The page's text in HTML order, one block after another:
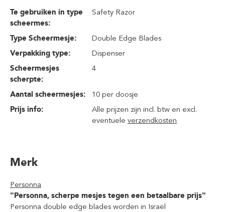
Te gebruiken in type
scheermes:
Safety Razor
Type Scheermesje:
Double Edge Blades
Verpakking type:
Dispenser
Scheermesjes
scherpte:
4
Aantal scheermesjes:
10 per doosje
Prijs info:
Alle prijzen zijn incl. btw en excl.
eventueleverzendkosten
Merk
Personna
"Personna, scherpe mesjes tegen een betaalbare prijs"
Personna double edge blades worden in Israël